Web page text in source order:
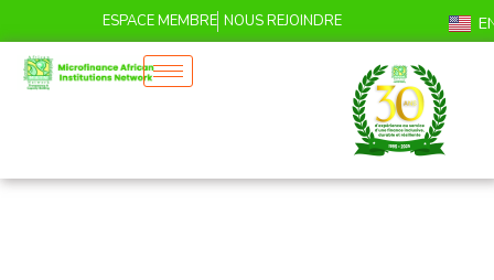
ESPACE MEMBRE NOUS REJOINDRE